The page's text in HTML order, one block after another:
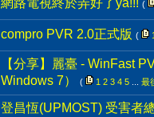
網路電視終於弄好了ya!!! (
compro PVR 2.0正式版 (
【分享】麗臺 - WinFast
Windows 7）
( 1 2 3 4 5 最
登昌恆(UPMOST) 受害者